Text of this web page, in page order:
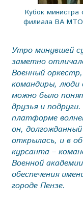
Кубок министра
филиала ВА МТО
Утро минувшей
заметно
Военный
командиры, люди
можно было
друзья и
платформе
он,
открылась, и в
курсанта –
Военной
обеспечения
городе Пензе.